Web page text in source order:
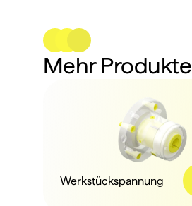
Mehr Produkte
Werkstückspannung